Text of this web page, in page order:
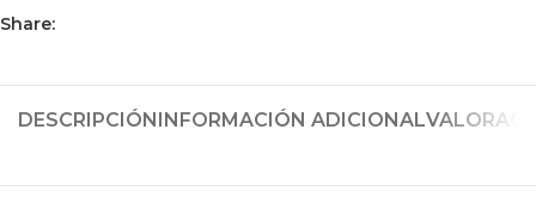
Share:
DESCRIPCIÓN INFORMACIÓN ADICIONAL